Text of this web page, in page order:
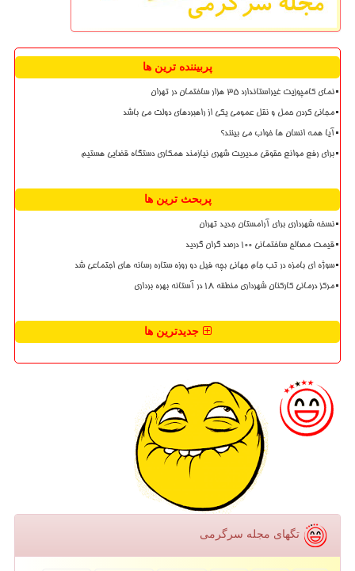
پربیننده ترین ها
نمای کامپوزیت غیراستاندارد ۳۵ هزار ساختمان در تهران
مجانی کردن حمل و نقل عمومی یکی از راهبردهای دولت می باشد
آیا همه انسان ها خواب می بینند؟
برای رفع موانع حقوقی مدیریت شهری نیازمند همکاری دستگاه قضایی هستیم
پربحث ترین ها
نسخه شهرداری برای آرامستان جدید تهران
قیمت مصالح ساختمانی ۱۰۰ درصد گران گردید
سوژه ای بامزه در تب جام جهانی بچه فیل دو روزه ستاره رسانه های اجتماعی شد
مرکز درمانی کارکنان شهرداری منطقه ۱۸ در آستانه بهره برداری
جدیدترین ها
تگهای مجله سرگرمی